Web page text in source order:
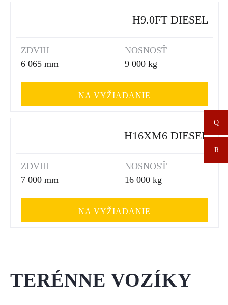
H9.0FT DIESEL
ZDVIH
6 065 mm
NOSNOSŤ
9 000 kg
NA VYŽIADANIE
H16XM6 DIESEL
ZDVIH
7 000 mm
NOSNOSŤ
16 000 kg
NA VYŽIADANIE
TERÉNNE VOZÍKY